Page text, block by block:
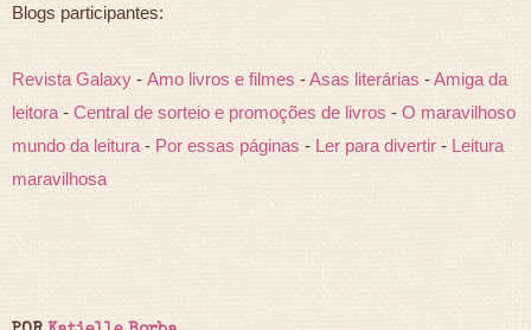
Blogs participantes:
Revista Galaxy - Amo livros e filmes-Asas literárias -Amiga da
leitora -Central de sorteio e promoções de livros-O maravilhoso
mundo da leitura-Por essas páginas-Ler para divertir- Leitura
maravilhosa